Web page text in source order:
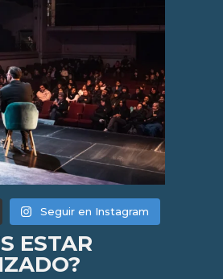
Seguir en Instagram
ESTAR